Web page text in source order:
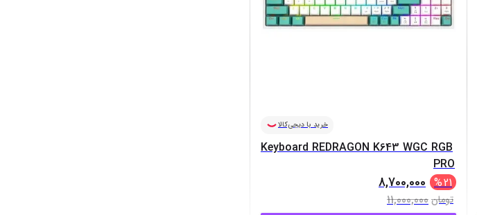
خرید با دیجی‌کالا
Keyboard REDRAGON K643 WGC RGB
PRO
8,700,000 %21
11,000,000تومان